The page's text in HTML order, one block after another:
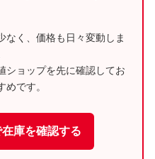
なく、価格も日々変動しま
ショップを先に確認してお
めです。
庫を確認する